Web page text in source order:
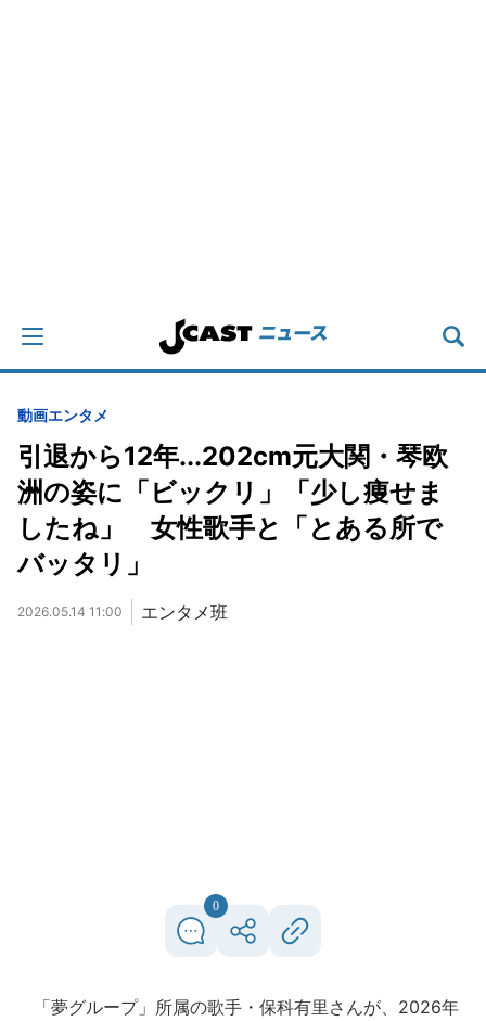
動画エンタメ
引退から12年...202cm元大関・琴欧
洲の姿に「ビックリ」「少し痩せま
したね」 女性歌手と「とある所で
バッタリ」
2026.05.14 11:00 エンタメ班
0
「夢グループ」所属の歌手・保科有里さんが、2026年